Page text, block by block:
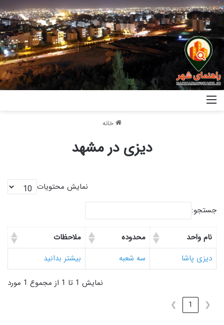
خانه
دیزی در مشهد
نمایش محتویات
جستجو:
نام واحد محدوده
ملاحظات
دیزی پاشا
سه شعبه بیشتر بدانید
نمایش 1 تا 1 از مجموع 1 مورد
❮
1
❯